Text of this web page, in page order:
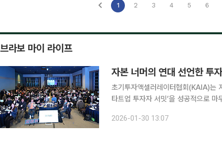
1 2 3 4 5 6
브라보 마이 라이프
자본 너머의 연대 선언한 투
초기투자액셀러레이터협회(KAIA)는
타트업 투자자 서밋’을 성공적으로
창업투자원이 공동 주최하고, 부산대
2026-01-30 13:07